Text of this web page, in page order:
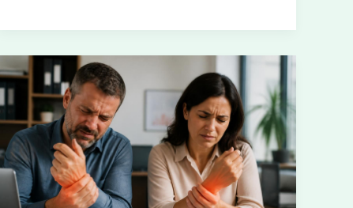
cardiaque
reconnue